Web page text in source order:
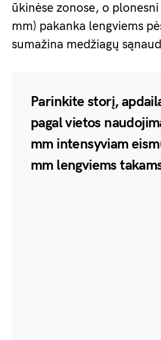
ūkinėse zonose, o
mm) pakanka lengviems
sumažina medžiagų
Parinkite storį,
pagal vietos
mm intensyviam
mm lengviems